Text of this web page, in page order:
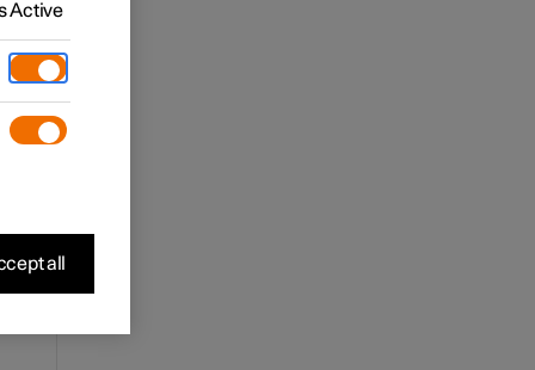
Active
all